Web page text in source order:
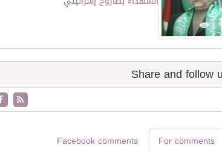
For comments
Facebook comments